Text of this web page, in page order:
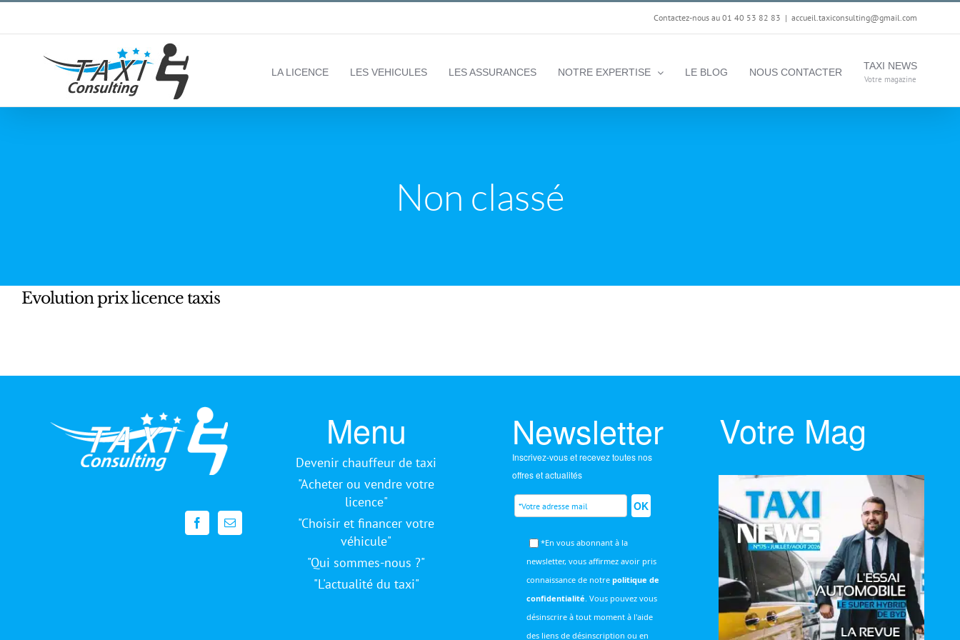
Contactez-nous au 01 40 53 82 83 | accueil.taxiconsulting@gmail.com
LA LICENCE LES VEHICULES LES ASSURANCES NOTRE EXPERTISE LE BLOG NOUS CONTACTER
TAXI NEWS
Votre magazine
Non classé
Evolution prix licence taxis
Menu
Devenir chauffeur de taxi
"Acheter ou vendre votre
licence"
"Choisir et financer votre
véhicule"
"Qui sommes-nous ?"
"L'actualité du taxi"
Newsletter
Inscrivez-vous et recevez toutes nos
offres et actualités
OK
*En vous abonnant à la
newsletter, vous affirmez avoir pris
connaissance de notre politique de
confidentialité. Vous pouvez vous
désinscrire à tout moment à l'aide
des liens de désinscription ou en
Votre Mag